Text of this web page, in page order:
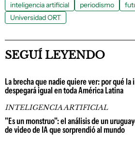
inteligencia artificial periodismo
Universidad ORT
SEGUÍ LEYENDO
La brecha que nadie quiere ver: por qué
despegará igual en toda América Latina
INTELIGENCIA ARTIFICIAL
"Es un monstruo": el análisis de un
de video de IA que sorprendió al mundo